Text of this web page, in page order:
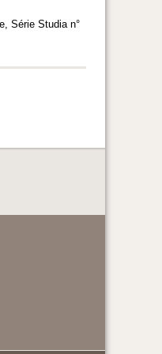
Série Studia n°